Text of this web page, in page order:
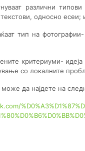
различни
односно
тип на
критериуми-
со локалните
да најдете на